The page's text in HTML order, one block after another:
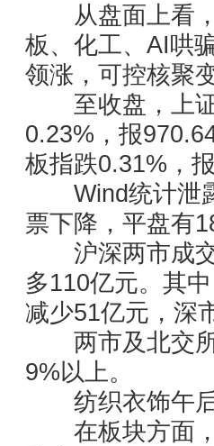
从盘面上看，
板、化工、AI哄
领涨，可控核聚
至收盘，上证
0.23%，报
板指跌0.31%，
Wind统计泄露
票下降，平盘有
沪深两市成交
多110亿元。其
减少51亿元，深
两市及北交所
9%以上。
纺织衣饰午后
在板块方面，